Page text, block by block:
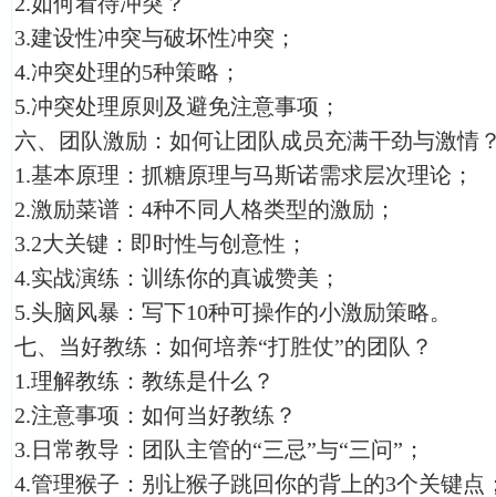
3.建设性冲突与破坏性冲突；
4.冲突处理的5种策略；
5.冲突处理原则及避免注意事项；
六、团队激励：如何让团队成员充满干劲与激情
1.基本原理：抓糖原理与马斯诺需求层次理论；
2.激励菜谱：4种不同人格类型的激励；
3.2大关键：即时性与创意性；
4.实战演练：训练你的真诚赞美；
5.头脑风暴：写下10种可操作的小激励策略。
七、当好教练：如何培养“打胜仗”的团队？
1.理解教练：教练是什么？
2.注意事项：如何当好教练？
3.日常教导：团队主管的“三忌”与“三问”；
4.管理猴子：别让猴子跳回你的背上的3个关键点